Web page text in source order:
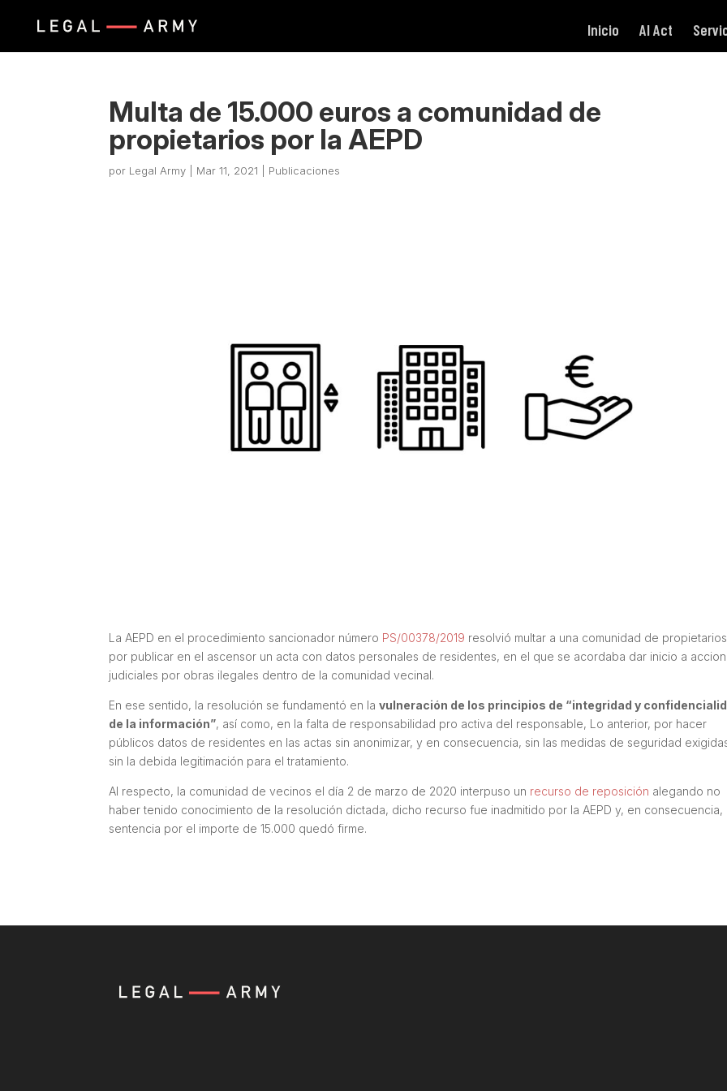
Inicio AI Act
Multa de 15.000 euros a comunidad de
propietarios por la AEPD
por Legal Army Mar 11, 2021 Publicaciones
La AEPD en el procedimiento sancionador número PS/00378/2019 resolvió multar a una comunidad de
por publicar en el ascensor un acta con datos personales de residentes, en el que se acordaba dar inicio a
judiciales por obras ilegales dentro de la comunidad vecinal.
En ese sentido, la resolución se fundamentó en lavulneración de los principios de “integridad y
de la información”, así como, en la falta de responsabilidad pro activa del responsable, Lo anterior, por hacer
públicos datos de residentes en las actas sin anonimizar, y en consecuencia, sin las medidas de seguridad
sin la debida legitimación para el tratamiento.
Al respecto, la comunidad de vecinos el día 2 de marzo de 2020 interpuso un recurso de reposición alegando no
haber tenido conocimiento de la resolución dictada, dicho recurso fue inadmitido por la AEPD y, en consecuencia,
sentencia por el importe de 15.000 quedó firme.